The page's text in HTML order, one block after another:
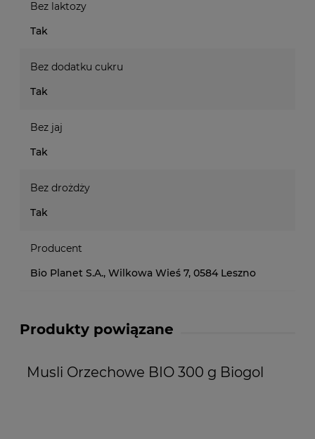
Bez laktozy
Tak
Bez dodatku cukru
Tak
Bez jaj
Tak
Bez drożdży
Tak
Producent
Bio Planet S.A., Wilkowa Wieś 7, 0584 Leszno
Produkty powiązane
Musli Orzechowe BIO 300 g Biogol